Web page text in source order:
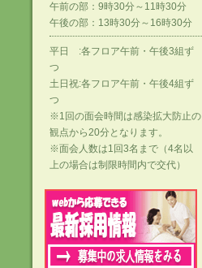
午前の部：9時30分～11時30分
午後の部：13時30分～16時30分
平日 :各フロア午前・午後3組ず
つ
土日祝:各フロア午前・午後4組ず
つ
※1回の面会時間は感染拡大防止の
観点から20分となります。
※面会人数は1回3名まで（4名以
上の場合は制限時間内で交代）